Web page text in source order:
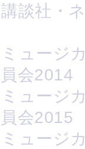
談社・
ュージ
会2014
ュージ
会2015
ュージ